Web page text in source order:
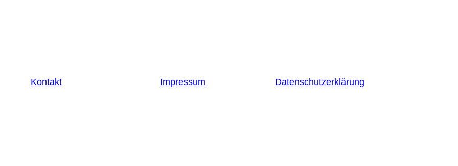
Kontakt Impressum Datenschutzerklärung